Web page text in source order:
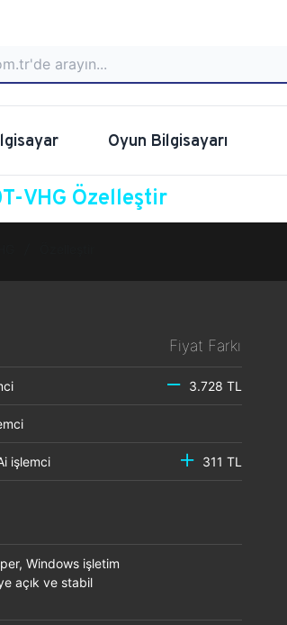
Oyun Bilgisayarı
VHG Özelleştir
Fiyat Farkı
3.728 TL
işlemci 311 TL
Windows işletim
açık ve stabil